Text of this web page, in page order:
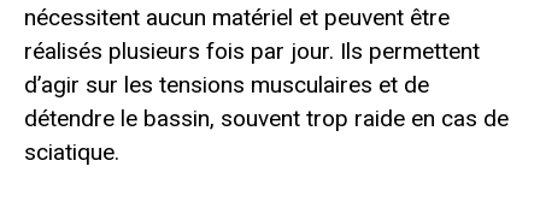
nécessitent aucun matériel et peuvent être
réalisés plusieurs fois par jour. Ils permettent
d’agir sur les tensions musculaires et de
détendre le bassin, souvent trop raide en cas de
sciatique.